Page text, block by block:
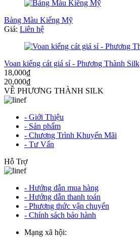
Bảng Màu Kiếng Mỹ
Giá: Liên hệ
Voan kiếng cát giá sỉ - Phương Thành Silk
18,000₫
20,000₫
VỀ PHƯƠNG THÀNH SILK
- Giới Thiệu
- Sản phẩm
- Chương Trình Khuyến Mãi
- Tư Vấn
Hỗ Trợ
- Hướng dẫn mua hàng
- Hướng dẫn thanh toán
- Phương thức vận chuyển
- Chính sách bảo hành
Mạng xã hội: